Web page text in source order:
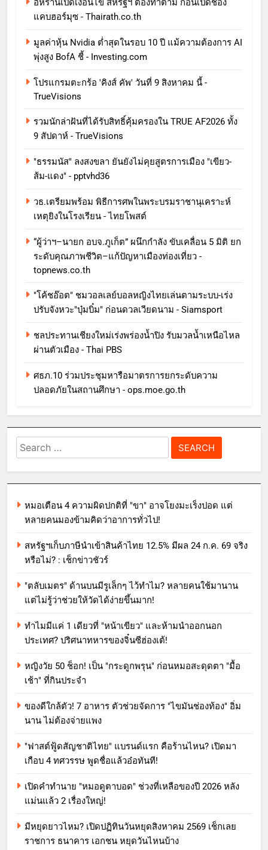
อิหร่านเปิดเงื่อนไข สหรัฐฯ ต้องทำตาม ก่อนเปิดช่อง
แคบฮอร์มุซ - Thairath.co.th
มูลค่าหุ้น Nvidia ต่ำสุดในรอบ 10 ปี แม้ความต้องการ AI
พุ่งสูง BofA ชี้ - Investing.com
โปรแกรมตะกร้อ 'คิงส์ คัพ' วันที่ 9 สิงหาคม นี้ -
TrueVisions
รวมนักล่าฝันที่ได้รับสิทธิ์คุ้มครองใน TRUE AF2026 ทั้ง
9 สัปดาห์ - TrueVisions
"ธรรมนัส" ลงสงขลา ยันยังไม่คุยสูตรการเมือง "เขียว-
ส้ม-แดง" - pptvhd36
วธ.เตรียมพร้อม พิธีการศพในพระบรมราชานุเคราะห์
เหตุยิงในโรงเรียน - ไทยโพสต์
“ผู้ว่าฯ–นายก อบจ.ภูเก็ต” ผนึกกำลัง ขับเคลื่อน 5 มิติ ยก
ระดับคุณภาพชีวิต–แก้ปัญหาเมืองท่องเที่ยว -
topnews.co.th
"โค้ชอ๊อต" ชมวอลเลย์บอลหญิงไทยเล่นตามระบบ-เร่ง
ปรับจังหวะ"บุ๋มบิ๋ม" ก่อนดวลเวียดนาม - Siamsport
ชลประทานเชียงใหม่เร่งพร่องน้ำปิง รับมวลน้ำเหนือไหล
ผ่านตัวเมือง - Thai PBS
ศธภ.10 ร่วมประชุมหารือมาตรการยกระดับความ
ปลอดภัยในสถานศึกษา - ops.moe.go.th
Search
for:
หมอเตือน 4 ความผิดปกติที่ "ขา" อาจโยงมะเร็งปอด แต่
หลายคนมองข้ามคิดว่าอาการทั่วไป!
สหรัฐฯเก็บภาษีนำเข้าสินค้าไทย 12.5% มีผล 24 ก.ค. 69 จริง
หรือไม่? : เช็กข่าวชัวร์
"ตลับเมตร" ด้านบนมีรูเล็กๆ ไว้ทำไม? หลายคนใช้มานาน
แต่ไม่รู้ว่าช่วยให้วัดได้ง่ายขึ้นมาก!
ทำไมมีแค่ 1 เดียวที่ "หน้าเขียว" และห้ามนำออกนอก
ประเทศ? ปริศนาทหารของจิ๋นซีฮ่องเต้!
หญิงวัย 50 ช็อก! เป็น "กระดูกพรุน" ก่อนหมอสะดุดตา "มื้อ
เช้า" ที่กินประจำ
ของดีใกล้ตัว! 7 อาหาร ตัวช่วยจัดการ "ไขมันช่องท้อง" อิ่ม
นาน ไม่ต้องจ่ายแพง
"ฟาสต์ฟู้ดสัญชาติไทย" แบรนด์แรก คือร้านไหน? เปิดมา
เกือบ 4 ทศวรรษ พูดชื่อแล้วอ๋อทันที!
เปิดคำทำนาย "หมอดูตาบอด" ช่วงที่เหลือของปี 2026 หลัง
แม่นแล้ว 2 เรื่องใหญ่!
มีหยุดยาวไหม? เปิดปฏิทินวันหยุดสิงหาคม 2569 เช็กเลย
ราชการ ธนาคาร เอกชน หยุดวันไหนบ้าง